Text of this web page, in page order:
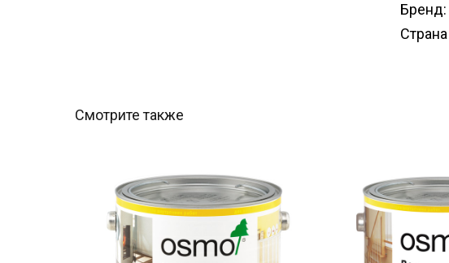
Бренд:
Смотрите также